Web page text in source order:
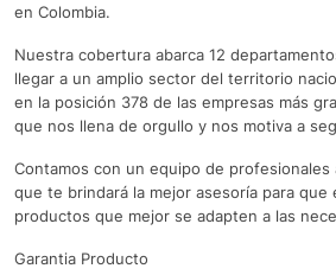
en Colombia.
Nuestra cobertura abarca 12
llegar a un amplio sector del territorio
en la posición 378 de las empresas más
que nos llena de orgullo y nos motiva a
Contamos con un equipo de profesionales
que te brindará la mejor asesoría para que
productos que mejor se adapten a las
Garantia Producto